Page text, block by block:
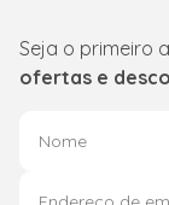
Seja o primeiro
ofertas e